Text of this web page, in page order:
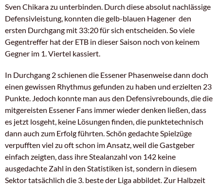
Sven Chikara zu unterbinden. Durch diese absolut nachlässige
Defensivleistung, konnten die gelb-blauen Hagener den
ersten Durchgang mit 33:20 für sich entscheiden. So viele
Gegentreffer hat der ETB in dieser Saison noch von keinem
Gegner im 1. Viertel kassiert.
In Durchgang 2 schienen die Essener Phasenweise dann doch
einen gewissen Rhythmus gefunden zu haben und erzielten 23
Punkte. Jedoch konnte man aus den Defensivrebounds, die die
mitgereisten Essener Fans immer wieder denken ließen, dass
es jetzt losgeht, keine Lösungen finden, die punktetechnisch
dann auch zum Erfolg führten. Schön gedachte Spielzüge
verpufften viel zu oft schon im Ansatz, weil die Gastgeber
einfach zeigten, dass ihre Stealanzahl von 142 keine
ausgedachte Zahl in den Statistiken ist, sondern in diesem
Sektor tatsächlich die 3. beste der Liga abbildet. Zur Halbzeit